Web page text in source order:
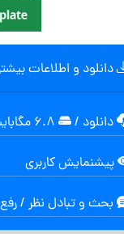
دانلود و اطلاعات
دانلود /
پیشنمایش کاربری
بحث و تبادل نظر /